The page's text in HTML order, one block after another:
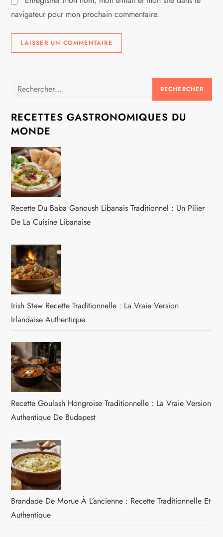
e
navigateur pour mon prochain commentaire.
Rechercher :
RECETTES GASTRONOMIQUES DU
MONDE
Recette Du Baba Ganoush Libanais Traditionnel : Un Pilier
De La Cuisine Libanaise
Irish Stew Recette Traditionnelle : La Vraie Version
Irlandaise Authentique
Recette Goulash Hongroise Traditionnelle : La Vraie Version
Authentique De Budapest
Brandade De Morue À L’ancienne : Recette Traditionnelle Et
Authentique